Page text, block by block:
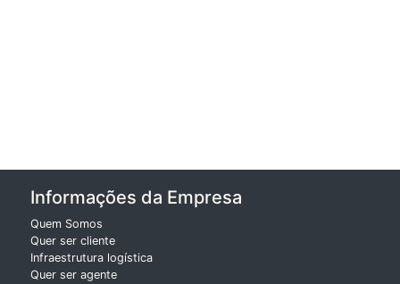
Informações da Empresa
Quem Somos
Quer ser cliente
Infraestrutura logística
Quer ser agente